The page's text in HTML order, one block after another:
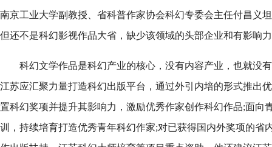
南京工业大学副教授、省科普作家协会科幻专委会主任付昌义
但还不是科幻影视作品大省，缺少该领域的头部企业和有影响
科幻文学作品是科幻产业的核心，没有内容产业，也就没
江苏应汇聚力量打造科幻出版平台，通过外引内培的形式推出优
置科幻奖项并提升其影响力，激励优秀作家创作科幻作品;面向
训，持续培育打造优秀青年科幻作家;对已获得国内外奖项的省